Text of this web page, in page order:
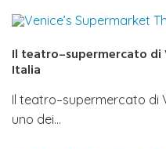
Il teatro–supermercato
Italia
Il teatro–supermercato di
uno dei…